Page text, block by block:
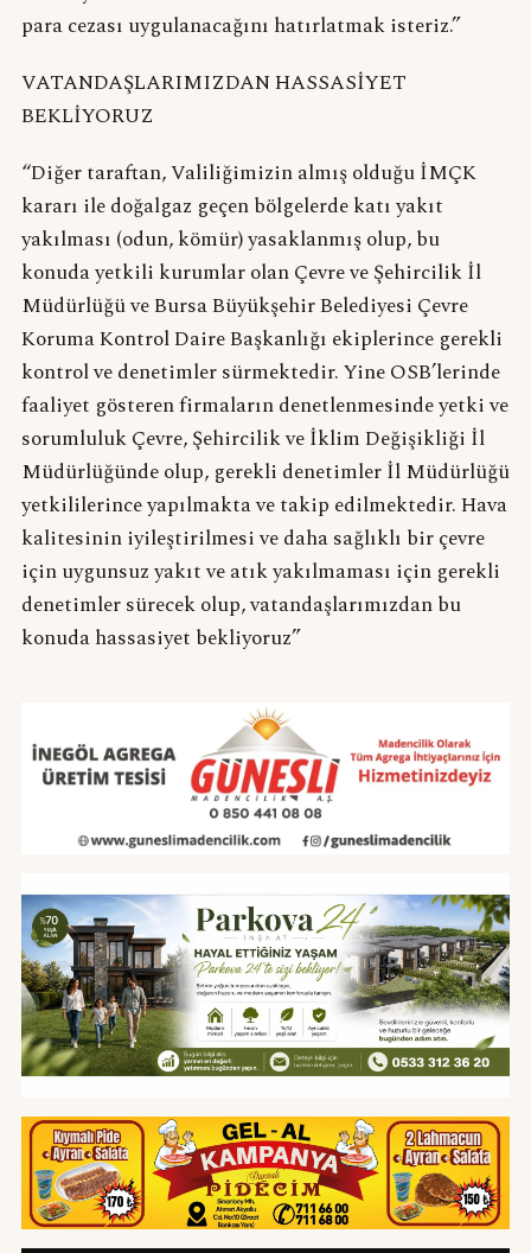
para cezası uygulanacağını hatırlatmak isteriz.”
VATANDAŞLARIMIZDAN HASSASİYET
BEKLİYORUZ
“Diğer taraftan, Valiliğimizin almış olduğu İMÇK
kararı ile doğalgaz geçen bölgelerde katı yakıt
yakılması (odun, kömür) yasaklanmış olup, bu
konuda yetkili kurumlar olan Çevre ve Şehircilik İl
Müdürlüğü ve Bursa Büyükşehir Belediyesi Çevre
Koruma Kontrol Daire Başkanlığı ekiplerince gerekli
kontrol ve denetimler sürmektedir. Yine OSB’lerinde
faaliyet gösteren firmaların denetlenmesinde yetki ve
sorumluluk Çevre, Şehircilik ve İklim Değişikliği İl
Müdürlüğünde olup, gerekli denetimler İl Müdürlüğü
yetkililerince yapılmakta ve takip edilmektedir. Hava
kalitesinin iyileştirilmesi ve daha sağlıklı bir çevre
için uygunsuz yakıt ve atık yakılmaması için gerekli
denetimler sürecek olup, vatandaşlarımızdan bu
konuda hassasiyet bekliyoruz”